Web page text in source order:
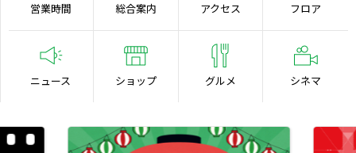
営業時間 総合案内 アクセス フロア
ニュース ショップ グルメ シネマ